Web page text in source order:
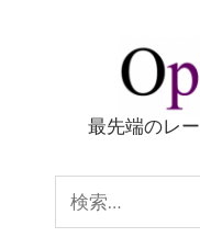
Optinews
最先端のレ
索: